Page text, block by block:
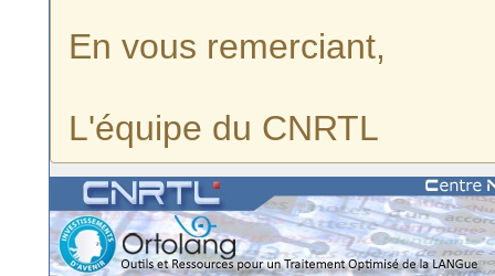
En vous remerciant,
L'équipe du CNRTL